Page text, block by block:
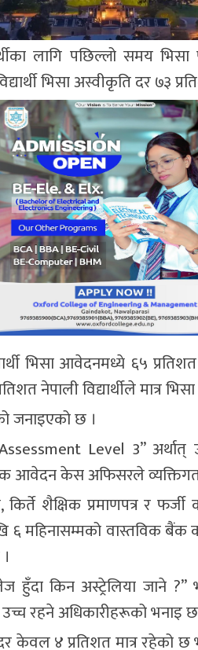
लागि पछिल्लो समय
भिसा अस्वीकृति दर ७३
भिसा आवेदनमध्ये ६५
नेपाली विद्यार्थीले मात्र
जनाइएको छ ।
Level 3” अर्थात्
आवेदन केस अफिसरले
शैक्षिक प्रमाणपत्र र
महिनासम्मको वास्तविक बैंक
हुँदा किन अस्ट्रेलिया जाने
रहने अधिकारीहरूको भनाइ
दर केवल ४ प्रतिशत मात्र